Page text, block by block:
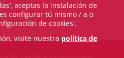
aceptas la instalación de
configurar tú mismo / a o
de cookies'.
visite nuestra política de